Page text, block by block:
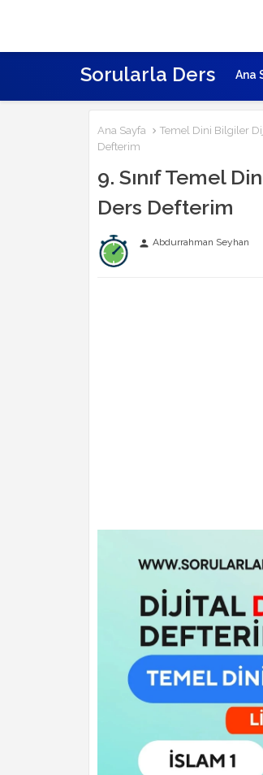
Sorularla Ders Ana
Ana Sayfa Temel Dini Bilgiler
Defterim
9. Sınıf Temel
Ders Defterim
person Abdurrahman Seyhan